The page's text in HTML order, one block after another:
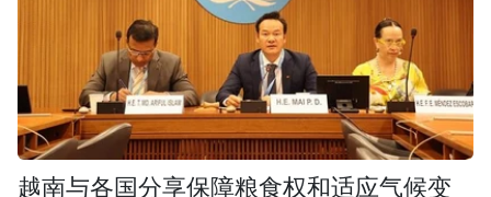
越南与各国分享保障粮食权和适应气候变